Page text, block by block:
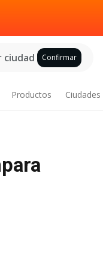
ciudad Confirmar
Productos Ciudades